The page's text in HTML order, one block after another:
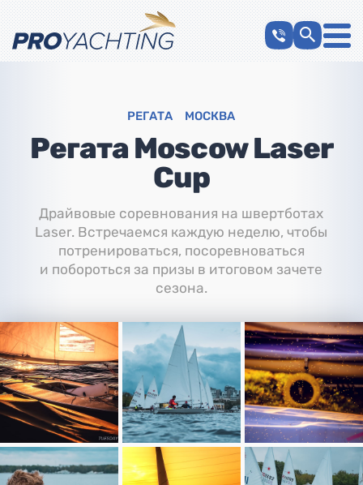
РЕГАТА МОСКВА
Регата Moscow Laser
Cup
Драйвовые соревнования на швертботах
Laser. Встречаемся каждую неделю, чтобы
потренироваться, посоревноваться
и побороться за призы в итоговом зачете
сезона.